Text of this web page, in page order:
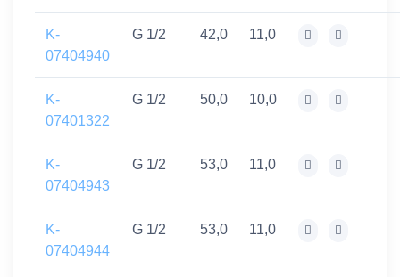
K-
07404940
G 1/2 42,0 11,0
K-
07401322
G 1/2 50,0 10,0
K-
07404943
G 1/2 53,0 11,0
K-
07404944
G 1/2 53,0 11,0